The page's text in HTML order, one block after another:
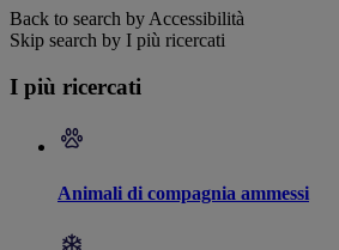
Back to search by Accessibilità
Skip search by I più ricercati
I più ricercati
Animali di compagnia ammessi